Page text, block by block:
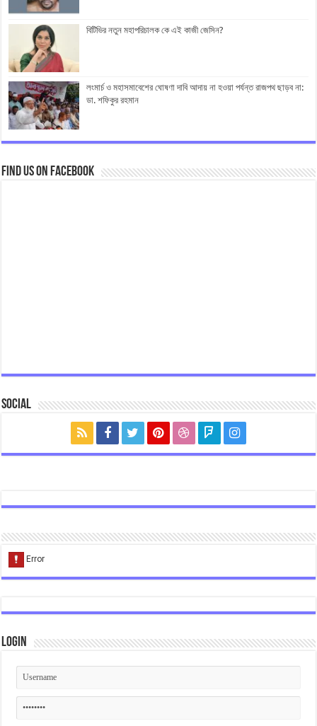
বিটিভির নতুন মহাপরিচালক কে এই কাজী জেসিন?
লংমার্চ ও মহাসমাবেশের ঘোষণা দাবি আদায় না হওয়া পর্যন্ত রাজপথ ছাড়ব না:
ডা. শফিকুর রহমান
Find us on Facebook
Social
Login